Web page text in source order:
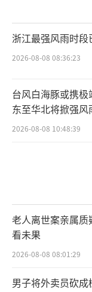
浙江最强风雨时
2026-08-08 08:36:23
台风白海豚或携
东至华北将掀强风
2026-08-08 10:48:39
老人离世案亲属
看未果
2026-08-08 08:01:29
男子将外卖员砍